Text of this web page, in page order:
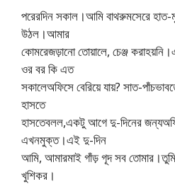
পরেরদিন সকাল।আমি বাথরুমসেরে
উঠল।আমার
কোমরেজড়ানো তোয়ালে, চেঞ্জ
ওর বর কি এত
সকালেঅফিসে বেরিয়ে যায়? সাত-
হাসতে
হাসতেবলল,একটু আগে দু-দিনের
এখনমুক্ত।এই দু-দিন
আমি, আমারমাই গাঁড় গূদ সব
খুশিকর।